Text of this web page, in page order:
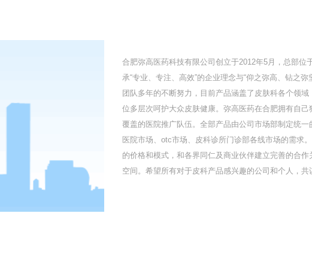
合肥弥高医药科技有限公司创立于2012年5月，总部
承“专业、专注、高效”的企业理念与“仰之弥高、钻之
团队多年的不断努力，目前产品涵盖了皮肤科各个领
位多层次呵护大众皮肤健康。弥高医药在合肥拥有自
覆盖的医院推广队伍。全部产品由公司市场部制定统
医院市场、otc市场、皮科诊所门诊部各线市场的需求
的价格和模式，和各界同仁及商业伙伴建立完善的合
空间。希望所有对于皮科产品感兴趣的公司和个人，共